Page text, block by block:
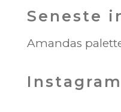
Seneste
Amandas
Instagram